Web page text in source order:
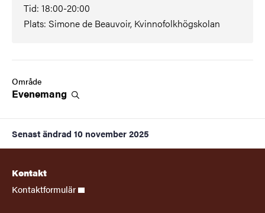
Tid: 18:00-20:00
Plats: Simone de Beauvoir, Kvinnofolkhögskolan
Område
Evenemang
Senast ändrad 10 november 2025
Kontakt
Kontaktformulär